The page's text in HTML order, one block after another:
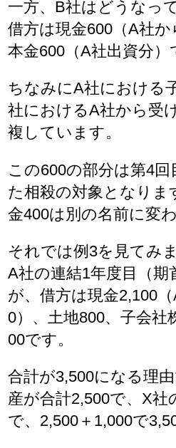
一方、B社はどうなっ
借方は現金600（A社
本金600（A社出資分）
ちなみにA社における
社におけるA社から受
複しています。
この600の部分は第4
た相殺の対象となりま
金400は別の名前に変
それでは例3を見てみま
A社の連結1年度目（期
が、借方は現金2,100
0）、土地800、子会社
00です。
合計が3,500になる理
産が合計2,500で、X社
で、2,500＋1,000で